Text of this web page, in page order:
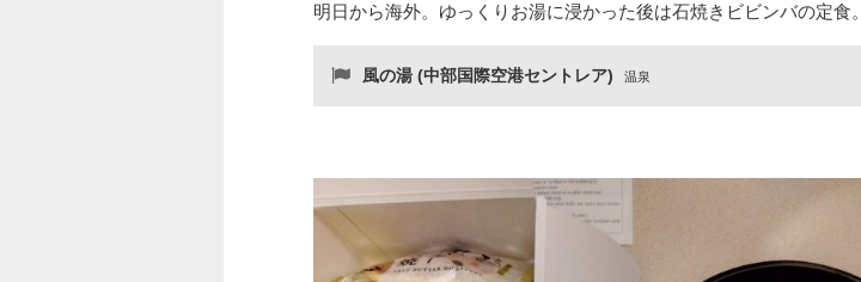
明日から海外。ゆっくりお湯に浸かった後は石焼きビビンバの定食。
風の湯 (中部国際空港セントレア) 温泉